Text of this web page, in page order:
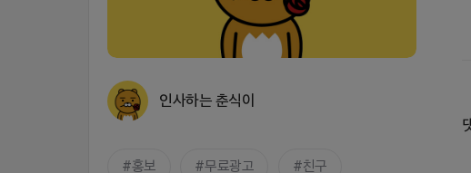
인사하는 춘식이
홍보 무료광고 친구